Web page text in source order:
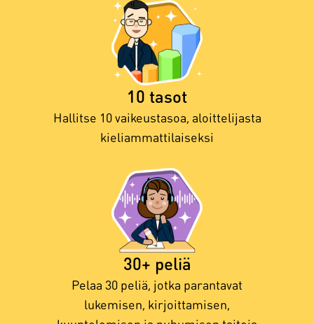
10 tasot
Hallitse 10 vaikeustasoa, aloittelijasta
kieliammattilaiseksi
30+ peliä
Pelaa 30 peliä, jotka parantavat
lukemisen, kirjoittamisen,